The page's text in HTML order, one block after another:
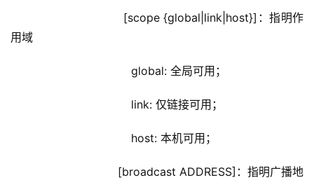
[scope {global|link|host}]：指明作
用域
global: 全局可用；
link: 仅链接可用；
host: 本机可用；
[broadcast ADDRESS]：指明广播地